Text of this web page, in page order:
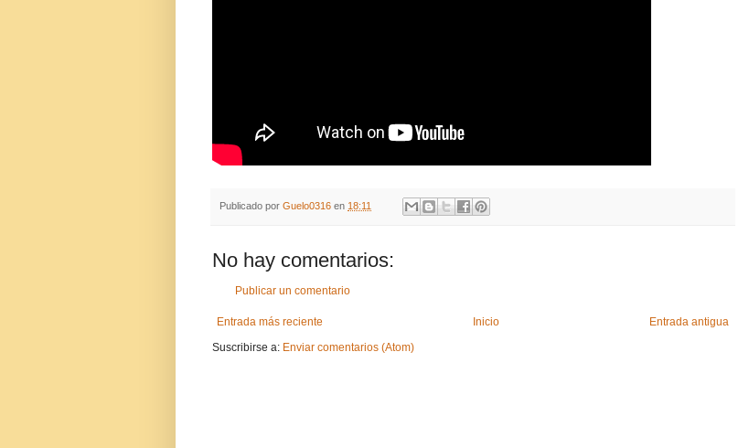
Publicado por Guelo0316 en 18:11
No hay comentarios:
Publicar un comentario
Entrada más reciente Entrada antigua
Inicio
Suscribirse a: Enviar comentarios (Atom)